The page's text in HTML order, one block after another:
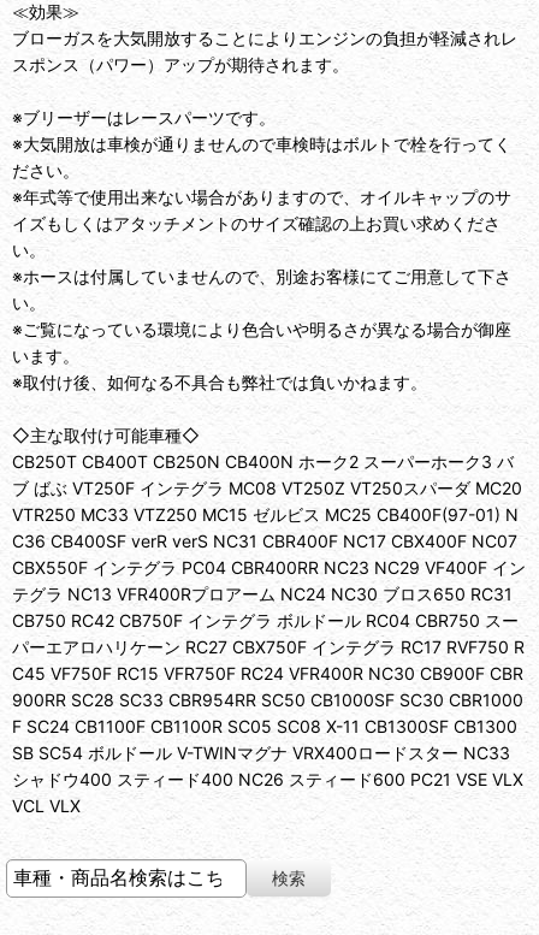
≪効果≫
ブローガスを大気開放することによりエンジンの負担が軽減されレ
スポンス（パワー）アップが期待されます。
※ブリーザーはレースパーツです。
※大気開放は車検が通りませんので車検時はボルトで栓を行ってく
ださい。
※年式等で使用出来ない場合がありますので、オイルキャップのサ
イズもしくはアタッチメントのサイズ確認の上お買い求めくださ
い。
※ホースは付属していませんので、別途お客様にてご用意して下さ
い。
※ご覧になっている環境により色合いや明るさが異なる場合が御座
います。
※取付け後、如何なる不具合も弊社では負いかねます。
◇主な取付け可能車種◇
CB250T CB400T CB250N CB400N ホーク2 スーパーホーク3 バ
ブ ばぶ VT250F インテグラ MC08 VT250Z VT250スパーダ MC20
VTR250 MC33 VTZ250 MC15 ゼルビス MC25 CB400F(97-01) N
C36 CB400SF verR verS NC31 CBR400F NC17 CBX400F NC07
CBX550F インテグラ PC04 CBR400RR NC23 NC29 VF400F イン
テグラ NC13 VFR400Rプロアーム NC24 NC30 ブロス650 RC31
CB750 RC42 CB750F インテグラ ボルドール RC04 CBR750 スー
パーエアロハリケーン RC27 CBX750F インテグラ RC17 RVF750 R
C45 VF750F RC15 VFR750F RC24 VFR400R NC30 CB900F CBR
900RR SC28 SC33 CBR954RR SC50 CB1000SF SC30 CBR1000
F SC24 CB1100F CB1100R SC05 SC08 X-11 CB1300SF CB1300
SB SC54 ボルドール V-TWINマグナ VRX400ロードスター NC33
シャドウ400 スティード400 NC26 スティード600 PC21 VSE VLX
VCL VLX